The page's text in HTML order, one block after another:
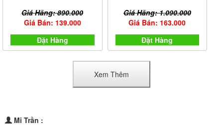
Giá Hãng: 890.000
Giá Bán: 139.000
Đặt Hàng
Giá Hãng: 1.090.000
Giá Bán: 163.000
Đặt Hàng
Xem Thêm
Mi Trần :